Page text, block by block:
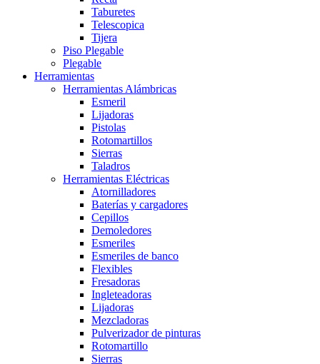
Taburetes
Telescopica
Tijera
Piso Plegable
Plegable
Herramientas
Herramientas Alámbricas
Esmeril
Lijadoras
Pistolas
Rotomartillos
Sierras
Taladros
Herramientas Eléctricas
Atornilladores
Baterías y cargadores
Cepillos
Demoledores
Esmeriles
Esmeriles de banco
Flexibles
Fresadoras
Ingleteadoras
Lijadoras
Mezcladoras
Pulverizador de pinturas
Rotomartillo
Sierras